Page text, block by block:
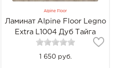
Alpine Floor
Ламинат Alpine Floor Legno
Extra L1004 Дуб Тайга
1 650 руб.